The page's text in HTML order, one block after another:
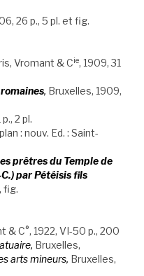
26 p., 5 pl. et fig.
Vromant & Cie, 1909, 31
, Bruxelles, 1909,
p., 2 pl.
: nouv. Ed. : Saint-
prêtres du Temple de
par Pétéisis fils
fig.
& C°, 1922, VI-50 p., 200
Bruxelles,
arts mineurs, Bruxelles,